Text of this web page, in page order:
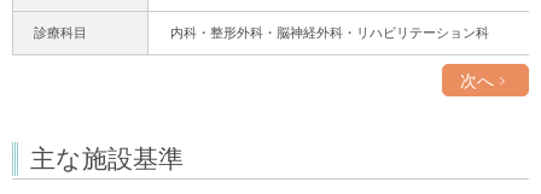
診療科目 内科・整形外科・脳神経外科・リハビリテーション科
次へ
主な施設基準